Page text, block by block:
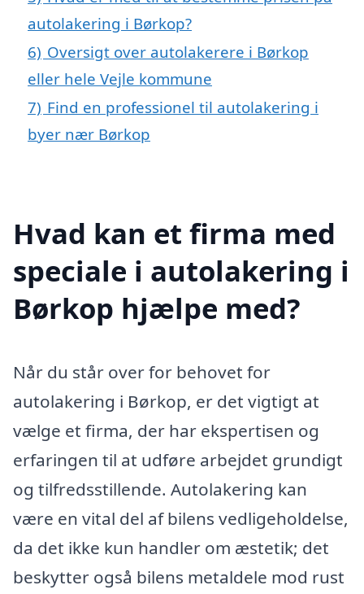
autolakering i Børkop?
6) Oversigt over autolakerere i Børkop
eller hele Vejle kommune
7) Find en professionel til autolakering i
byer nær Børkop
Hvad kan et firma med
speciale i autolakering i
Børkop hjælpe med?
Når du står over for behovet for
autolakering i Børkop, er det vigtigt at
vælge et firma, der har ekspertisen og
erfaringen til at udføre arbejdet grundigt
og tilfredsstillende. Autolakering kan
være en vital del af bilens vedligeholdelse,
da det ikke kun handler om æstetik; det
beskytter også bilens metaldele mod rust